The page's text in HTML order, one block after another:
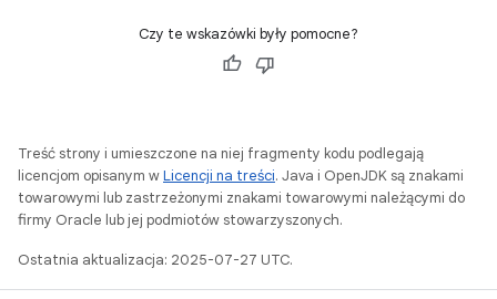
Czy te wskazówki były pomocne?
Treść strony i umieszczone na niej fragmenty kodu podlegają
licencjom opisanym wLicencji na treści. Java i OpenJDK są znakami
towarowymi lub zastrzeżonymi znakami towarowymi należącymi do
firmy Oracle lub jej podmiotów stowarzyszonych.
Ostatnia aktualizacja: 2025-07-27 UTC.